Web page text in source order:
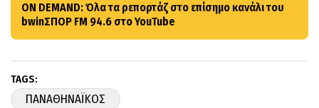
ON DEMAND: Όλα τα ρεπορτάζ στο επίσημο κανάλι του
bwinΣΠΟΡ FM 94.6 στο YouTube
TAGS:
ΠΑΝΑΘΗΝΑΪΚΟΣ